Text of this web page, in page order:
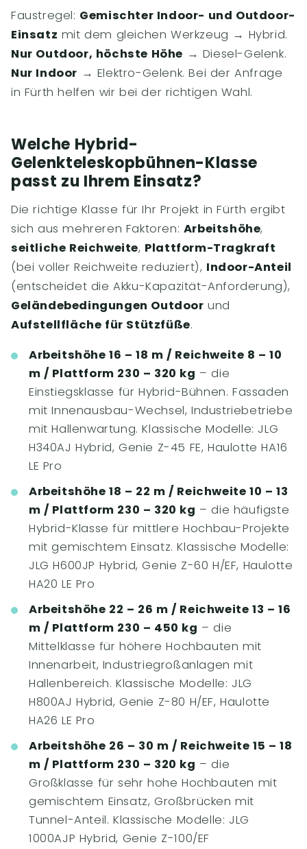
Faustregel: Gemischter Indoor- und Outdoor-
Einsatz mit dem gleichen Werkzeug → Hybrid.
Nur Outdoor, höchste Höhe → Diesel-Gelenk.
Nur Indoor → Elektro-Gelenk. Bei der Anfrage
in Fürth helfen wir bei der richtigen Wahl.
Welche Hybrid-
Gelenkteleskopbühnen-Klasse
passt zu Ihrem Einsatz?
Die richtige Klasse für Ihr Projekt in Fürth ergibt
sich aus mehreren Faktoren: Arbeitshöhe,
seitliche Reichweite, Plattform-Tragkraft
(bei voller Reichweite reduziert), Indoor-Anteil
(entscheidet die Akku-Kapazität-Anforderung),
Geländebedingungen Outdoor und
Aufstellfläche für Stützfüße.
Arbeitshöhe 16 – 18 m / Reichweite 8 – 10
m / Plattform 230 – 320 kg – die
Einstiegsklasse für Hybrid-Bühnen. Fassaden
mit Innenausbau-Wechsel, Industriebetriebe
mit Hallenwartung. Klassische Modelle: JLG
H340AJ Hybrid, Genie Z-45 FE, Haulotte HA16
LE Pro
Arbeitshöhe 18 – 22 m / Reichweite 10 – 13
m / Plattform 230 – 320 kg – die häufigste
Hybrid-Klasse für mittlere Hochbau-Projekte
mit gemischtem Einsatz. Klassische Modelle:
JLG H600JP Hybrid, Genie Z-60 H/EF, Haulotte
HA20 LE Pro
Arbeitshöhe 22 – 26 m / Reichweite 13 – 16
m / Plattform 230 – 450 kg – die
Mittelklasse für höhere Hochbauten mit
Innenarbeit, Industriegroßanlagen mit
Hallenbereich. Klassische Modelle: JLG
H800AJ Hybrid, Genie Z-80 H/EF, Haulotte
HA26 LE Pro
Arbeitshöhe 26 – 30 m / Reichweite 15 – 18
m / Plattform 230 – 320 kg – die
Großklasse für sehr hohe Hochbauten mit
gemischtem Einsatz, Großbrücken mit
Tunnel-Anteil. Klassische Modelle: JLG
1000AJP Hybrid, Genie Z-100/EF